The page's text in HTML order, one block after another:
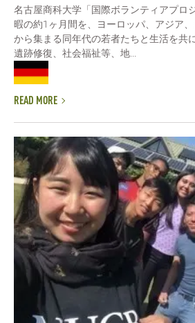
名古屋商科大学「国際ボランティアプロ
暇の約1ヶ月間を、ヨーロッパ、アジア
から集まる同年代の若者たちと生活を共
遺跡修復、社会福祉等、地...
READ MORE